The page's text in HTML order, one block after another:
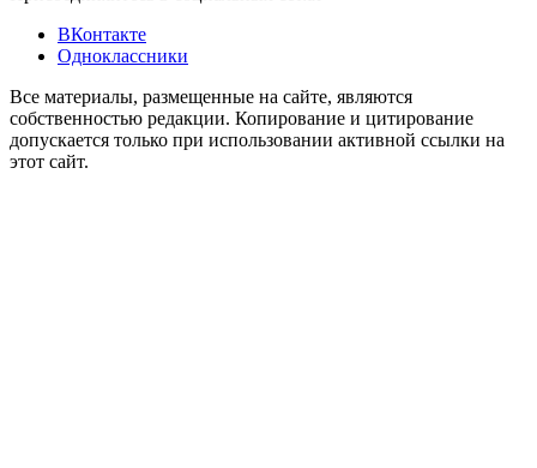
ВКонтакте
Одноклассники
Все материалы, размещенные на сайте, являются
собственностью редакции. Копирование и цитирование
допускается только при использовании активной ссылки на
этот сайт.